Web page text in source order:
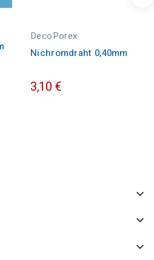
DecoPorex
Nichromdraht 0,40mm
3,10 €


